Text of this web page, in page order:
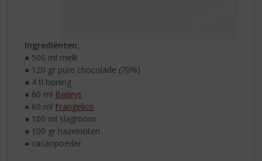
Ingrediënten:
● 500 ml melk
● 120 gr pure chocolade (70%)
● 4 tl honing
● 60 ml Baileys
● 60 ml Frangelico
● 100 ml slagroom
● 100 gr hazelnoten
● cacaopoeder